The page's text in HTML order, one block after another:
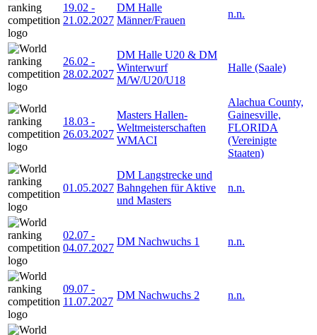
19.02 -
21.02.2027
DM Halle
Männer/Frauen
n.n.
26.02 -
28.02.2027
DM Halle U20 & DM
Winterwurf
M/W/U20/U18
Halle (Saale)
18.03 -
26.03.2027
Masters Hallen-
Weltmeisterschaften
WMACI
Alachua County,
Gainesville,
FLORIDA
(Vereinigte
Staaten)
01.05.2027
DM Langstrecke und
Bahngehen für Aktive
und Masters
n.n.
02.07 -
04.07.2027
DM Nachwuchs 1 n.n.
09.07 -
11.07.2027
DM Nachwuchs 2 n.n.